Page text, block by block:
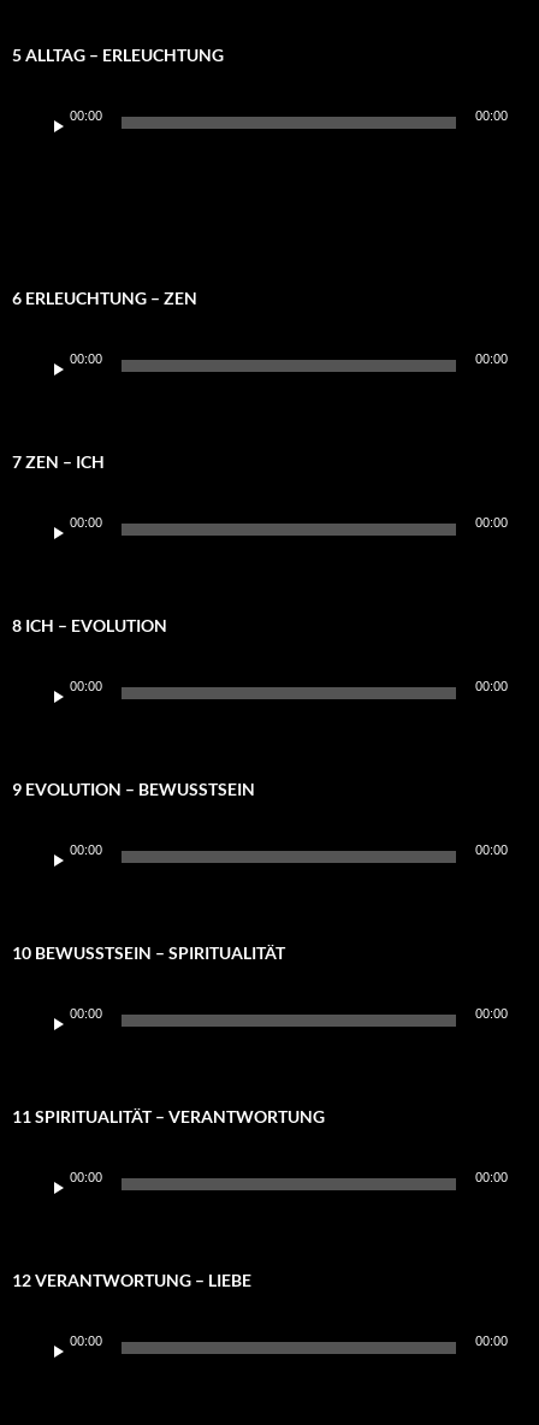
5 ALLTAG – ERLEUCHTUNG
Player
00:00 00:00
6 ERLEUCHTUNG – ZEN
Player
00:00 00:00
7 ZEN – ICH
Player
00:00 00:00
8 ICH – EVOLUTION
Player
00:00 00:00
9 EVOLUTION – BEWUSSTSEIN
Player
00:00 00:00
10 BEWUSSTSEIN – SPIRITUALITÄT
Player
00:00 00:00
11 SPIRITUALITÄT – VERANTWORTUNG
Player
00:00 00:00
12 VERANTWORTUNG – LIEBE
Player
00:00 00:00